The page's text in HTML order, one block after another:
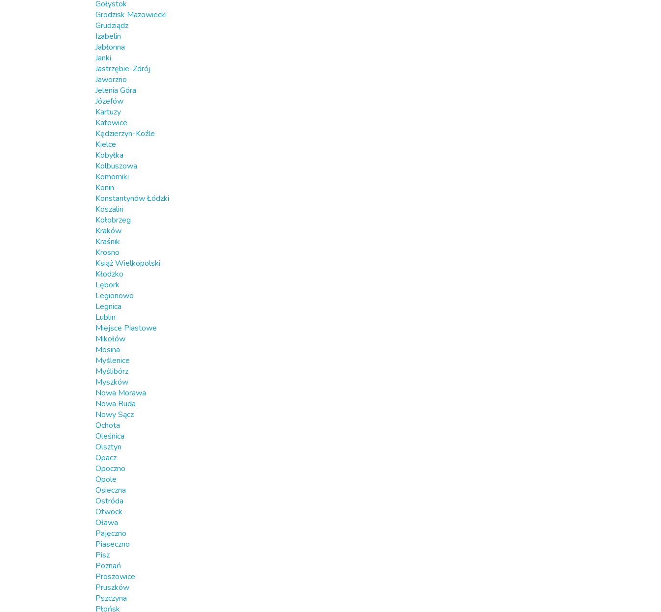
Gołystok
Grodzisk Mazowiecki
Grudziądz
Izabelin
Jabłonna
Janki
Jastrzębie-Zdrój
Jaworzno
Jelenia Góra
Józefów
Kartuzy
Katowice
Kędzierzyn-Koźle
Kielce
Kobyłka
Kolbuszowa
Komorniki
Konin
Konstantynów Łódzki
Koszalin
Kołobrzeg
Kraków
Kraśnik
Krosno
Książ Wielkopolski
Kłodzko
Lębork
Legionowo
Legnica
Lublin
Miejsce Piastowe
Mikołów
Mosina
Myślenice
Myślibórz
Myszków
Nowa Morawa
Nowa Ruda
Nowy Sącz
Ochota
Oleśnica
Olsztyn
Opacz
Opoczno
Opole
Osieczna
Ostróda
Otwock
Oława
Pajęczno
Piaseczno
Pisz
Poznań
Proszowice
Pruszków
Pszczyna
Płońsk